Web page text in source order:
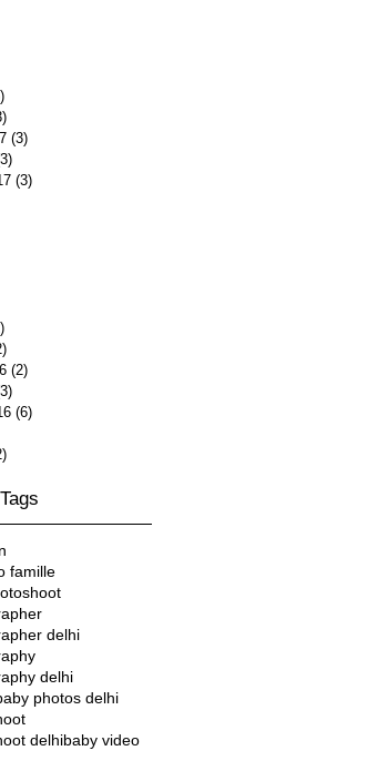
(3)
(3)
(2)
(6)
famille
delhi
delhi
photos delhi
delhibaby video